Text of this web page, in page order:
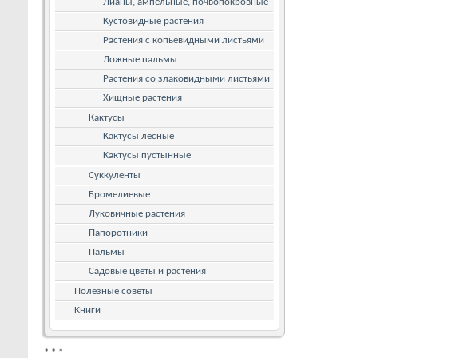
Кустовидные растения
Растения с копьевидными листьями
Ложные пальмы
Растения со злаковидными листьями
Хищные растения
Кактусы
Кактусы лесные
Кактусы пустынные
Суккуленты
Бромелиевые
Луковичные растения
Папоротники
Пальмы
Садовые цветы и растения
Полезные советы
Книги
* * *